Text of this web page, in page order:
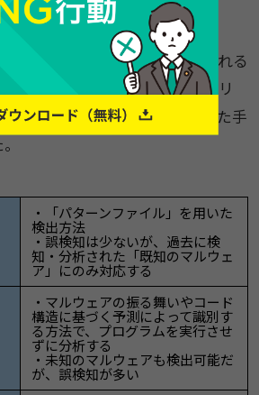
スの製品では、初めて観測される
ないことから、「静的ヒューリ
ヒューリスティック」といった手
・「パターンファイル」を用いた
検出方法
・誤検知は少ないが、過去に検
知・分析された「既知のマルウェ
ア」にのみ対応する
・マルウェアの振る舞いやコード
構造に基づく予測によって識別す
る方法で、プログラムを実行させ
ずに分析する
・未知のマルウェアも検出可能だ
が、誤検知が多い